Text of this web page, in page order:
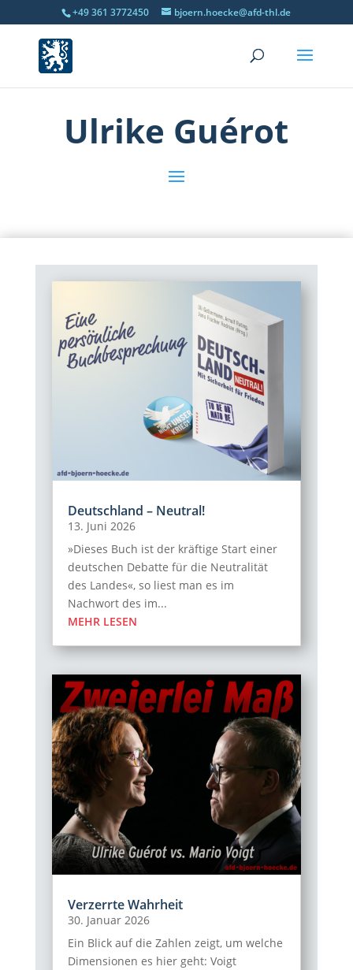
+49 361 3772450 bjoern.hoecke@afd-thl.de
Ulrike Guérot
Deutschland – Neutral!
13. Juni 2026
»Dieses Buch ist der kräftige Start einer
deutschen Debatte für die Neutralität
des Landes«, so liest man es im
Nachwort des im...
MEHR LESEN
Verzerrte Wahrheit
30. Januar 2026
Ein Blick auf die Zahlen zeigt, um welche
Dimensionen es hier geht: Voigt